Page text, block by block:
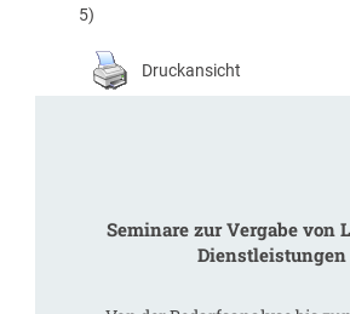
5)
Druckansicht
Seminare zur Vergabe von
Dienstleistungen